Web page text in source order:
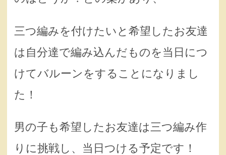
三つ編みを付けたいと希望したお友達
は自分達で編み込んだものを当日につ
けてバルーンをすることになりまし
た！
男の子も希望したお友達は三つ編み作
りに挑戦し、当日つける予定です！